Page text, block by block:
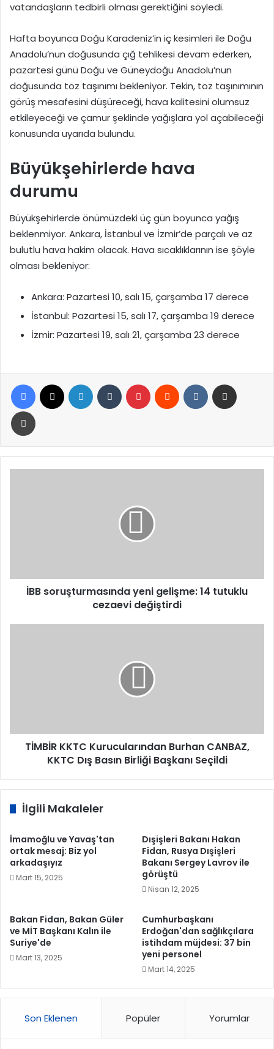
vatandaşların tedbirli olması gerektiğini söyledi.
Hafta boyunca Doğu Karadeniz’in iç kesimleri ile Doğu
Anadolu’nun doğusunda çığ tehlikesi devam ederken,
pazartesi günü Doğu ve Güneydoğu Anadolu’nun
doğusunda toz taşınımı bekleniyor. Tekin, toz taşınımının
görüş mesafesini düşüreceği, hava kalitesini olumsuz
etkileyeceği ve çamur şeklinde yağışlara yol açabileceği
konusunda uyarıda bulundu.
Büyükşehirlerde hava
durumu
Büyükşehirlerde önümüzdeki üç gün boyunca yağış
beklenmiyor. Ankara, İstanbul ve İzmir’de parçalı ve az
bulutlu hava hakim olacak. Hava sıcaklıklarının ise şöyle
olması bekleniyor:
Ankara: Pazartesi 10, salı 15, çarşamba 17 derece
İstanbul: Pazartesi 15, salı 17, çarşamba 19 derece
İzmir: Pazartesi 19, salı 21, çarşamba 23 derece
Facebook LinkedIn Tumblr Pinterest Reddit VKontakte
Yazdır
İBB soruşturmasında yeni gelişme: 14 tutuklu
cezaevi değiştirdi
Birliği
Başkanı
TİMBİR KKTC Kurucularından Burhan CANBAZ,
KKTC Dış Basın Birliği Başkanı Seçildi
İlgili Makaleler
İmamoğlu ve Yavaş'tan
ortak mesaj: Biz yol
arkadaşıyız
Mart 15, 2025
Dışişleri Bakanı Hakan
Fidan, Rusya Dışişleri
Bakanı Sergey Lavrov ile
görüştü
Nisan 12, 2025
Bakan Fidan, Bakan Güler
ve MİT Başkanı Kalın ile
Suriye'de
Mart 13, 2025
Cumhurbaşkanı
Erdoğan'dan sağlıkçılara
istihdam müjdesi: 37 bin
yeni personel
Mart 14, 2025
Son Eklenen Popüler Yorumlar